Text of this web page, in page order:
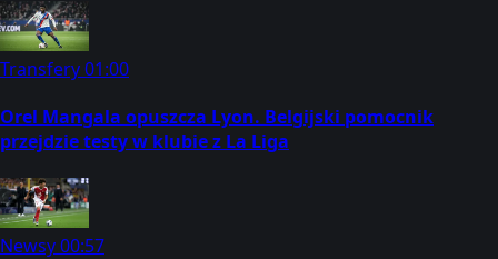
Transfery01:00
Orel Mangala opuszcza Lyon. Belgijski pomocnik
przejdzie testy w klubie z La Liga
Newsy00:57